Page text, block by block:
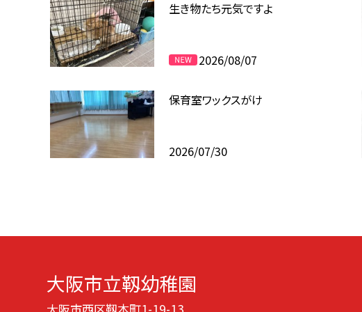
生き物たち元気ですよ
2026/08/07
保育室ワックスがけ
2026/07/30
大阪市立靱幼稚園